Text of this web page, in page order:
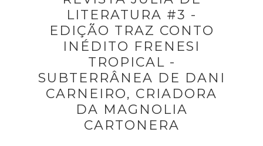
LITERATURA #3 -
EDIÇÃO TRAZ CONTO
INÉDITO FRENESI
TROPICAL -
SUBTERRÂNEA DE DANI
CARNEIRO, CRIADORA
DA MAGNOLIA
CARTONERA